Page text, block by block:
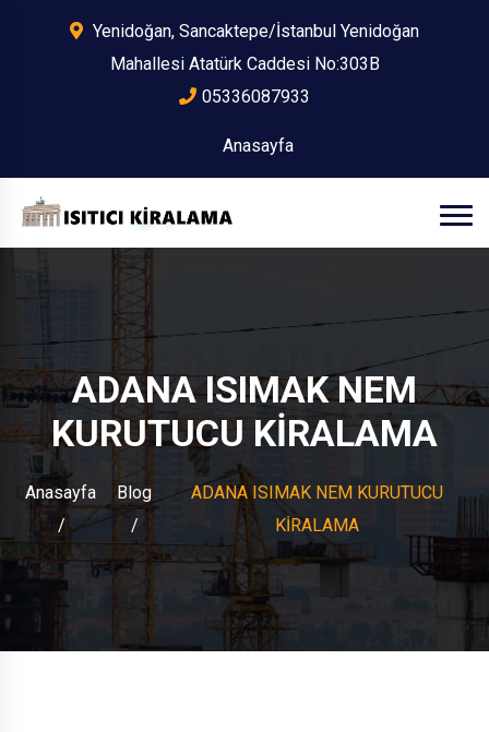
Yenidoğan, Sancaktepe/İstanbul Yenidoğan
Mahallesi Atatürk Caddesi No:303B
05336087933
Anasayfa
ADANA ISIMAK NEM
KURUTUCU KİRALAMA
Anasayfa Blog
ADANA ISIMAK NEM KURUTUCU
KİRALAMA